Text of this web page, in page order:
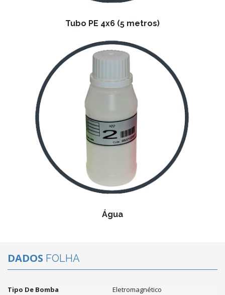
Tubo PE 4x6 (5 metros)
Água
DADOS FOLHA
Tipo De Bomba Eletromagnético